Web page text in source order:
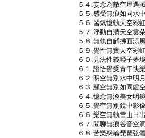
５４.妄念為敵空屋遇
５５.感受無痕如同水
５６.習氣憶執天空彩
５７.浮動自清天空雲
５８.無執自解拂面涼
５９.覺性無實天空彩
６０.見法性義啞子夢
６１.證悟覺受青年快
６２.明空無別水中明
６３.顯空無別如同虛
６４.憶念無渙美女明
６５.覺空無別鏡中影
６６.樂空無執雪山日
６７.閒聊無痕谷音空
６８.苦樂惑輪琵琶弦